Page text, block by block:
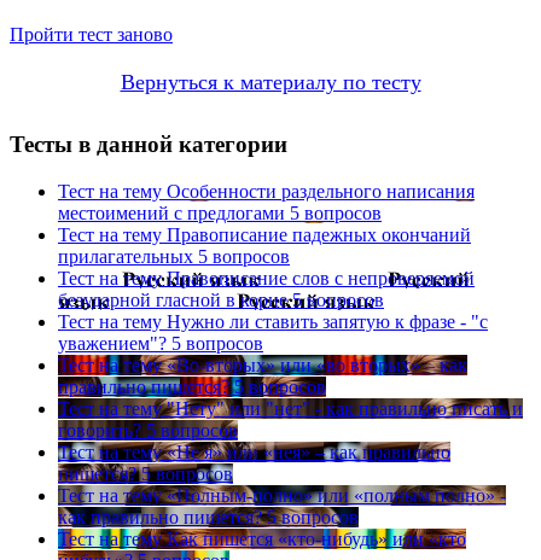
Пройти тест заново
Вернуться к материалу по тесту
Тесты в данной категории
Тест на тему Особенности раздельного написания
местоимений с предлогами 5 вопросов
Тест на тему Правописание падежных окончаний
прилагательных 5 вопросов
Тест на тему Правописание слов с непроверяемой
безударной гласной в корне 5 вопросов
Тест на тему Нужно ли ставить запятую к фразе - "с
уважением"? 5 вопросов
Тест на тему «Во-вторых» или «во вторых» – как
правильно пишется? 5 вопросов
Тест на тему "Нету" или "нет" - как правильно писать и
говорить? 5 вопросов
Тест на тему «Не я» или «нея» – как правильно
пишется? 5 вопросов
Тест на тему «Полным-полно» или «полным полно» -
как правильно пишется? 5 вопросов
Тест на тему Как пишется «кто-нибудь» или «кто